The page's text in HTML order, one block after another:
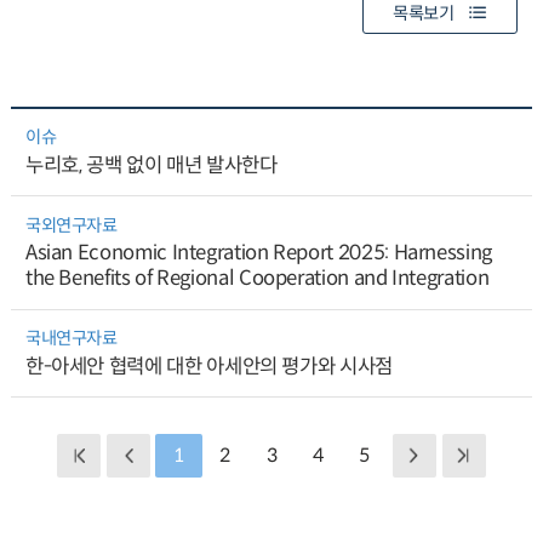
목록보기
이슈
누리호, 공백 없이 매년 발사한다
국외연구자료
Asian Economic Integration Report 2025: Harnessing
the Benefits of Regional Cooperation and Integration
국내연구자료
한-아세안 협력에 대한 아세안의 평가와 시사점
1 2 3 4 5